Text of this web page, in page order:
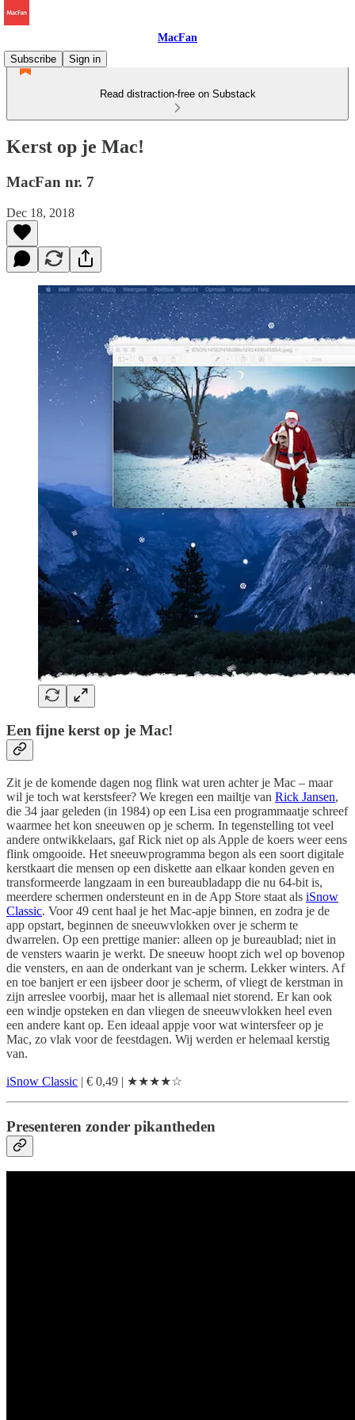
MacFan
Subscribe
Sign in
Read distraction-free on Substack
Kerst op je Mac!
MacFan nr. 7
Dec 18, 2018
Een fijne kerst op je Mac!
Zit je de komende dagen nog flink wat uren achter je Mac – maar
wil je toch wat kerstsfeer? We kregen een mailtje van Rick Jansen,
die 34 jaar geleden (in 1984) op een Lisa een programmaatje schreef
waarmee het kon sneeuwen op je scherm. In tegenstelling tot veel
andere ontwikkelaars, gaf Rick niet op als Apple de koers weer eens
flink omgooide. Het sneeuwprogramma begon als een soort digitale
kerstkaart die mensen op een diskette aan elkaar konden geven en
transformeerde langzaam in een bureaubladapp die nu 64-bit is,
meerdere schermen ondersteunt en in de App Store staat als iSnow
Classic. Voor 49 cent haal je het Mac-apje binnen, en zodra je de
app opstart, beginnen de sneeuwvlokken over je scherm te
dwarrelen. Op een prettige manier: alleen op je bureaublad; niet in
de vensters waarin je werkt. De sneeuw hoopt zich wel op bovenop
die vensters, en aan de onderkant van je scherm. Lekker winters. Af
en toe banjert er een ijsbeer door je scherm, of vliegt de kerstman in
zijn arreslee voorbij, maar het is allemaal niet storend. Er kan ook
een windje opsteken en dan vliegen de sneeuwvlokken heel even
een andere kant op. Een ideaal appje voor wat wintersfeer op je
Mac, zo vlak voor de feestdagen. Wij werden er helemaal kerstig
van.
iSnow Classic | € 0,49 | ★★★★☆
Presenteren zonder pikantheden